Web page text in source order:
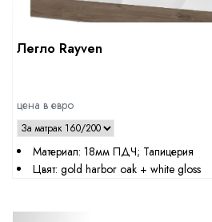
Легло Rayven
цена в евро
Материал: 18мм ПДЧ; Тапицерия
Цвят: gold harbor oak + white gloss